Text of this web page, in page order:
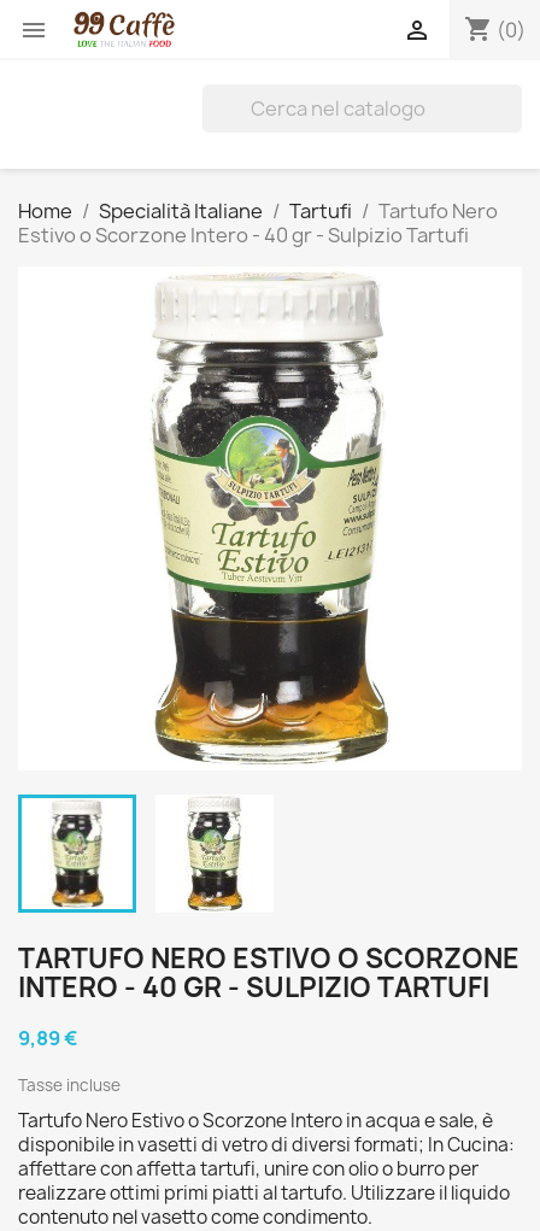
 shopping_cart (0)

Home Specialità Italiane Tartufi
Tartufo Nero
Estivo o Scorzone Intero - 40 gr - Sulpizio Tartufi
TARTUFO NERO ESTIVO O SCORZONE
INTERO - 40 GR - SULPIZIO TARTUFI
9,89 €
Tasse incluse
Tartufo Nero Estivo o Scorzone Intero in acqua e sale, è
disponibile in vasetti di vetro di diversi formati; In Cucina:
affettare con affetta tartufi, unire con olio o burro per
realizzare ottimi primi piatti al tartufo. Utilizzare il liquido
contenuto nel vasetto come condimento.